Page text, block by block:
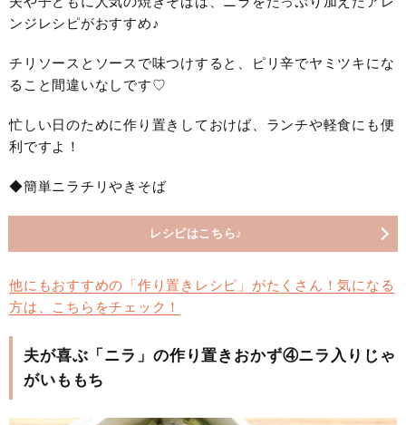
ンジレシピがおすすめ♪
チリソースとソースで味つけすると、ピリ辛でヤミツキにな
ること間違いなしです♡
忙しい日のために作り置きしておけば、ランチや軽食にも便
利ですよ！
◆簡単ニラチリやきそば
レシピはこちら♪
他にもおすすめの「作り置きレシピ」がたくさん！気になる
方は、こちらをチェック！
夫が喜ぶ「ニラ」の作り置きおかず④ニラ入りじゃ
がいももち